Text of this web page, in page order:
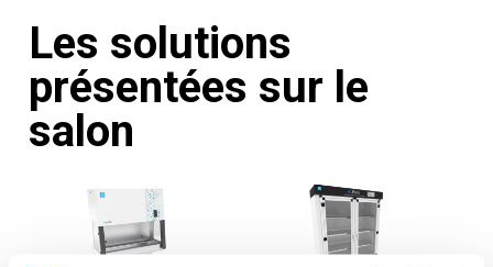
Les solutions
présentées sur le
salon